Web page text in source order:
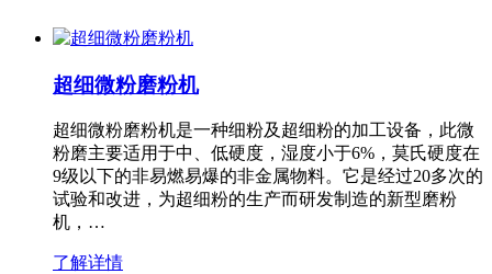
超细微粉磨粉机
超细微粉磨粉机是一种细粉及超细粉的加工设备，此微
粉磨主要适用于中、低硬度，湿度小于6%，莫氏硬度在
9级以下的非易燃易爆的非金属物料。它是经过20多次的
试验和改进，为超细粉的生产而研发制造的新型磨粉
机，…
了解详情